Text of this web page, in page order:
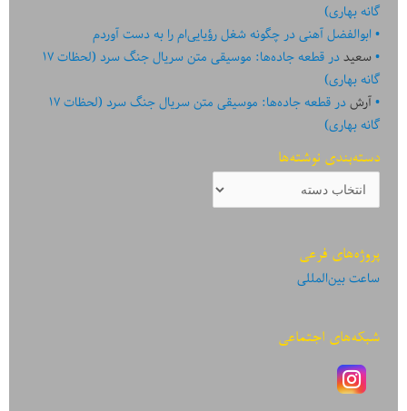
گانه بهاری)
ابوالفضل آهنیدر چگونه شغل رؤیایی‌ام را به دست آوردم
سعیددر
قطعه جاده‌ها: موسیقی متن سریال جنگ سرد (لحظات ۱۷
گانه بهاری)
آرشدر
قطعه جاده‌ها: موسیقی متن سریال جنگ سرد (لحظات ۱۷
گانه بهاری)
دسته‌بندی نوشته‌ها
دسته‌بندی
نوشته‌ها
پروژه‌های فرعی
ساعت بین‌المللی
شبکه‌های اجتماعی